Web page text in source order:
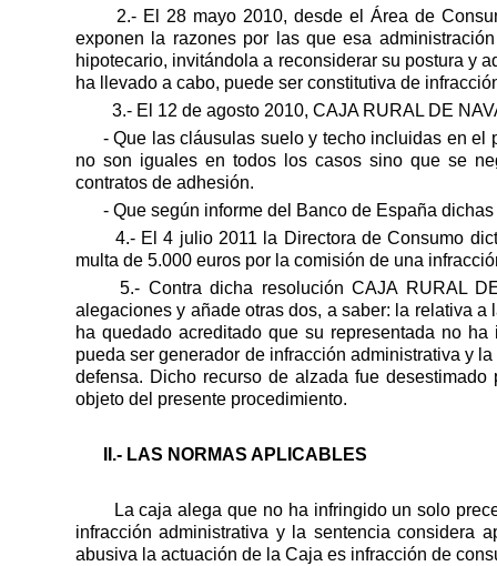
2.- El 28 mayo 2010, desde el Área de
exponen la razones por las que esa
hipotecario, invitándola a reconsiderar su postura y
ha llevado a cabo, puede ser constitutiva de
3.- El 12 de agosto 2010, CAJA RURAL DE
- Que las cláusulas suelo y techo incluidas en el
no son iguales en todos los casos sino que se
contratos de adhesión.
- Que según informe del Banco de España
4.- El 4 julio 2011 la Directora de Consumo
multa de 5.000 euros por la comisión de una
5.- Contra dicha resolución CAJA RURAL
alegaciones y añade otras dos, a saber: la relativa
ha quedado acreditado que su representada no
pueda ser generador de infracción administrativa y
defensa. Dicho recurso de alzada fue
objeto del presente procedimiento.
II.- LAS NORMAS APLICABLES
La caja alega que no ha infringido un solo
infracción administrativa y la sentencia considera
abusiva la actuación de la Caja es infracción de